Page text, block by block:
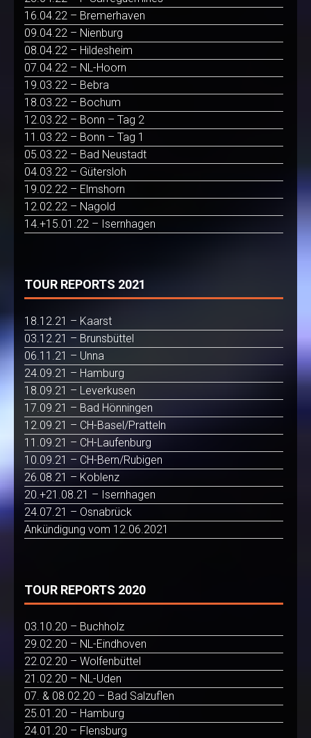
16.04.22 – Bremerhaven
09.04.22 – Nienburg
08.04.22 – Hildesheim
07.04.22 – NL-Hoorn
19.03.22 – Bebra
18.03.22 – Bochum
12.03.22 – Bonn – Tag 2
11.03.22 – Bonn – Tag 1
05.03.22 – Bad Neustadt
04.03.22 – Gütersloh
19.02.22 – Elmshorn
12.02.22 – Nagold
14.+15.01.22 – Isernhagen
TOUR REPORTS 2021
18.12.21 – Kaarst
03.12.21 – Brunsbüttel
06.11.21 – Unna
24.09.21 – Hamburg
18.09.21 – Leverkusen
17.09.21 – Bad Hönningen
12.09.21 – CH-Basel/Pratteln
11.09.21 – CH-Laufenburg
10.09.21 – CH-Bern/Rubigen
26.08.21 – Koblenz
20.+21.08.21 – Isernhagen
24.07.21 – Osnabrück
Ankündigung vom 12.06.2021
TOUR REPORTS 2020
03.10.20 – Buchholz
29.02.20 – NL-Eindhoven
22.02.20 – Wolfenbüttel
21.02.20 – NL-Uden
07. & 08.02.20 – Bad Salzuflen
25.01.20 – Hamburg
24.01.20 – Flensburg